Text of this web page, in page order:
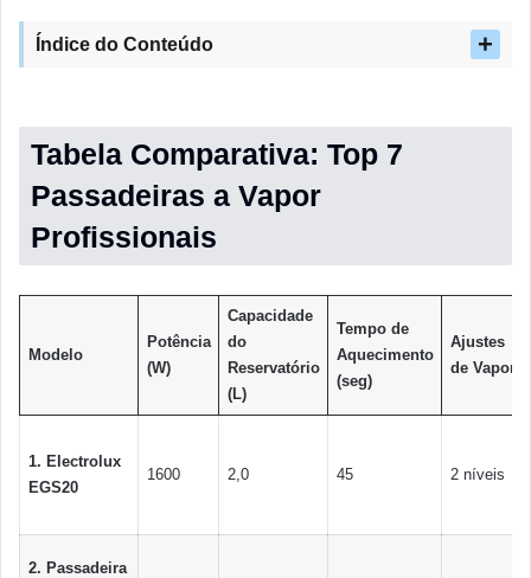
Índice do Conteúdo
Tabela Comparativa: Top 7
Passadeiras a Vapor
Profissionais
Modelo
Potência
(W)
Capacidade
do
Reservatório
(L)
Tempo de
Aquecimento
(seg)
Ajustes
de Vapor
1. Electrolux
EGS20
1600 2,0 45 2 níveis
2. Passadeira